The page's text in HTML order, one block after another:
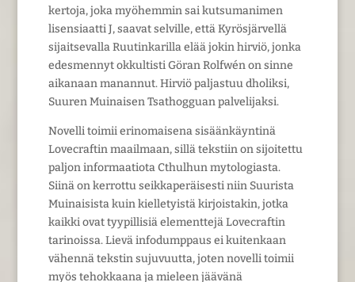
kertoja, joka myöhemmin sai kutsumanimen
lisensiaatti J, saavat selville, että Kyrösjärvellä
sijaitsevalla Ruutinkarilla elää jokin hirviö, jonka
edesmennyt okkultisti Göran Rolfwén on sinne
aikanaan manannut. Hirviö paljastuu dholiksi,
Suuren Muinaisen Tsathogguan palvelijaksi.
Novelli toimii erinomaisena sisäänkäyntinä
Lovecraftin maailmaan, sillä tekstiin on sijoitettu
paljon informaatiota Cthulhun mytologiasta.
Siinä on kerrottu seikkaperäisesti niin Suurista
Muinaisista kuin kielletyistä kirjoistakin, jotka
kaikki ovat tyypillisiä elementtejä Lovecraftin
tarinoissa. Lievä infodumppaus ei kuitenkaan
vähennä tekstin sujuvuutta, joten novelli toimii
myös tehokkaana ja mieleen jäävänä